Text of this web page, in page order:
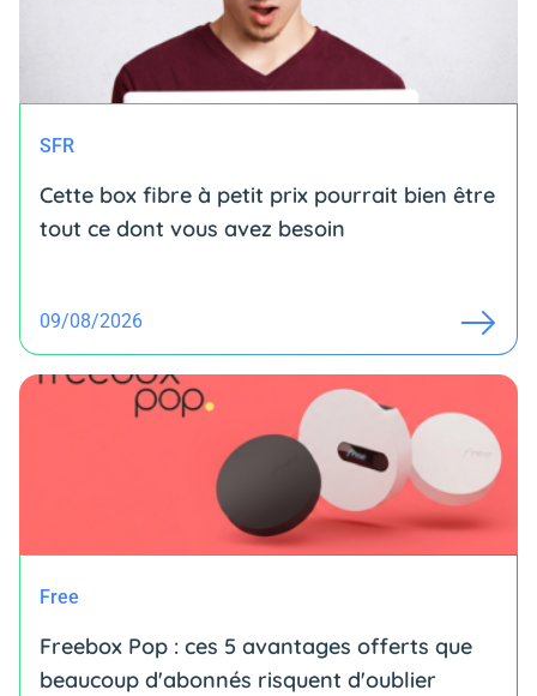
SFR
Cette box fibre à petit prix pourrait bien être
tout ce dont vous avez besoin
09/08/2026
Free
Freebox Pop : ces 5 avantages offerts que
beaucoup d'abonnés risquent d'oublier